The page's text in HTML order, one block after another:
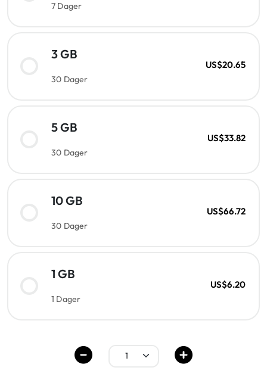
7 Dager
3 GB
30 Dager
US$20.65
5 GB
30 Dager
US$33.82
10 GB
30 Dager
US$66.72
1 GB
1 Dager
US$6.20